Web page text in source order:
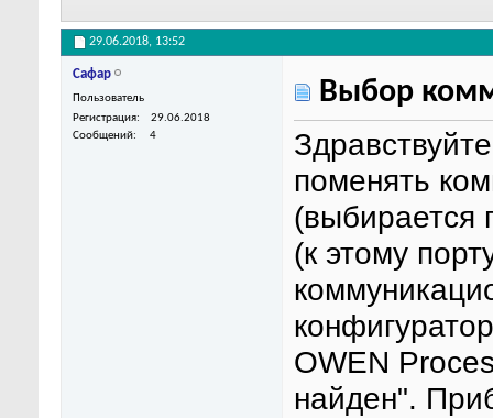
29.06.2018, 13:52
Сафар
Пользователь
Регистрация
29.06.2018
Сообщений
4
Выбор
поменять
(выбирается
(к этому
OWEN
найден".